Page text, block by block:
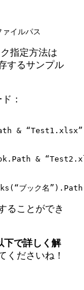
イルパス
指定方法は
するサンプル
：
& “Test1.xlsx”
&
ることができ
下で詳しく解
くださいね！